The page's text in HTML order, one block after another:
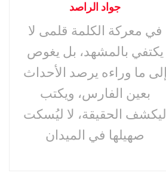
جواد الراصد
في معركة الكلمة قلمى لا
يكتفي بالمشهد، بل يغوص
إلى ما وراءه يرصد الأحداث
بعين الفارس، ويكتب
ليكشف الحقيقة، لا ليُسكت
صهيلها في الميدان